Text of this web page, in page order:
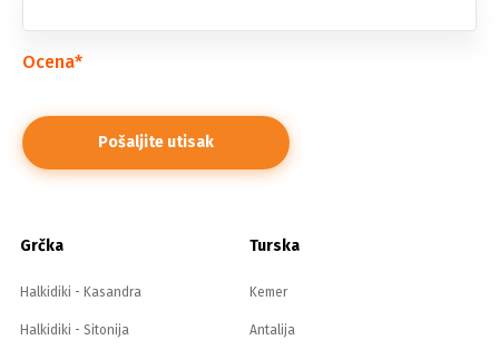
Ocena*
Grčka
Halkidiki - Kasandra
Halkidiki - Sitonija
Turska
Kemer
Antalija